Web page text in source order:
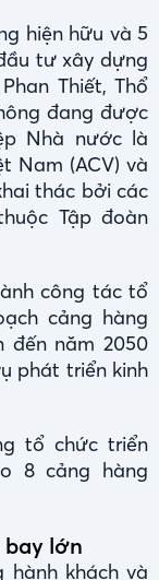
hiện hữu và 5
tư xây dựng
Thiết, Thổ
đang được
Nhà nước là
Nam (ACV) và
thác bởi các
Tập đoàn
công tác tổ
cảng hàng
đến năm 2050
phát triển kinh
tổ chức triển
8 cảng hàng
bay lớn
hành khách và